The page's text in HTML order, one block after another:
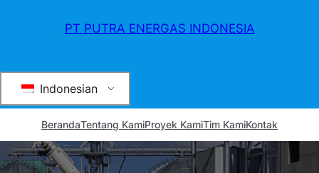
PT PUTRA ENERGAS INDONESIA
Indonesian
BerandaTentang KamiProyek KamiTim KamiKontak